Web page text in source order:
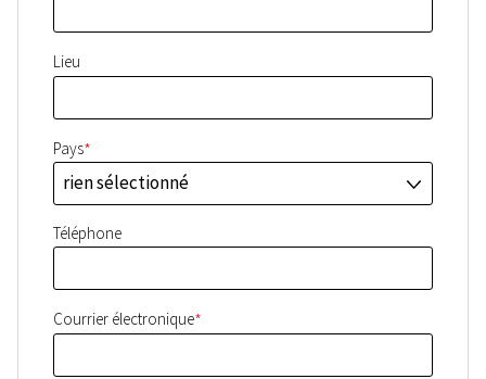
Lieu
Pays*
rien sélectionné
J
Téléphone
Courrier électronique*